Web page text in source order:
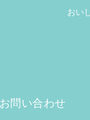
おい
お問い合わせ